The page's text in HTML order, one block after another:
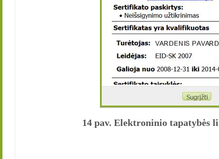
14 pav. Elektroninio